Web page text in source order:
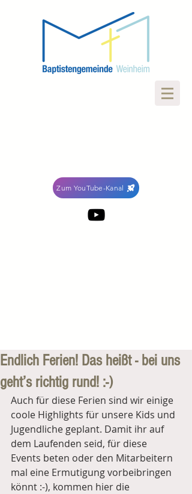
Zum YouTube-Kanal
Endlich Ferien! Das heißt - bei uns
geht’s richtig rund! :-)
Auch für diese Ferien sind wir einige
coole Highlights für unsere Kids und
Jugendliche geplant. Damit ihr auf
dem Laufenden seid, für diese
Events beten oder den Mitarbeitern
mal eine Ermutigung vorbeibringen
könnt :-), kommen hier die